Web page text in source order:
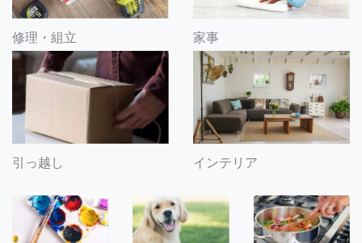
修理・組立 家事
引っ越し インテリア